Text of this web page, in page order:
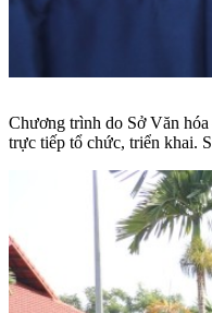
Chương trình do Sở Văn
trực tiếp tổ chức, triển khai.